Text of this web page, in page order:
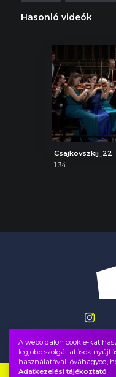
Hasonló videók
Csajkovszkij_22
1:34
A weboldalon cookie-kat
legjobb szolgáltatások
használatával jóváhagyod,
Adatkezelési tájékoztató